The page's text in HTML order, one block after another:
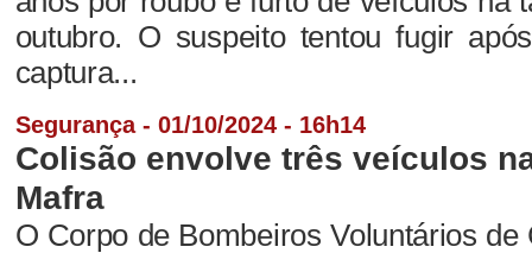
outubro. O suspeito tentou fugir
captura...
Segurança - 01/10/2024 - 16h14
Colisão envolve três veículos
Mafra
O Corpo de Bombeiros Voluntários de